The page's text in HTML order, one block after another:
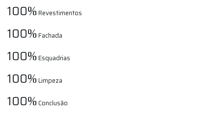
100%Revestimentos
100%Fachada
100%Esquadrias
100%Limpeza
100%Conclusão